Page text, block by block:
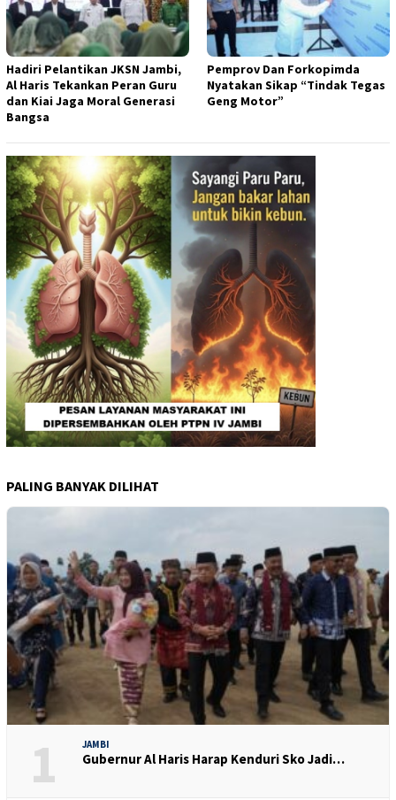
Hadiri Pelantikan JKSN Jambi,
Al Haris Tekankan Peran Guru
dan Kiai Jaga Moral Generasi
Bangsa
Pemprov Dan Forkopimda
Nyatakan Sikap “Tindak Tegas
Geng Motor”
PALING BANYAK DILIHAT
1 JAMBI
Gubernur Al Haris Harap Kenduri Sko Jadi…